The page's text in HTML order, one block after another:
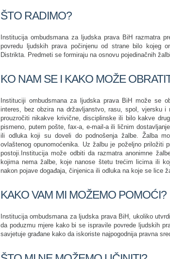
ŠTO RADIMO?
Institucija ombudsmana za ljudska prava BiH razmatra
povredu ljudskih prava počinjenu od strane bilo kojeg
Distrikta. Predmeti se formiraju na osnovu pojedinačnih
KO NAM SE I KAKO MOŽE
Instituciji ombudsmana za ljudska prava BiH može se
interes, bez obzira na državljanstvo, rasu, spol, vjersku i
prouzročiti nikakve krivične, disciplinske ili bilo kakve
pismeno, putem pošte, fax-a, e-mail-a ili ličnim
ili odluka koji su doveli do podnošenja žalbe. Žalba
ovlaštenog opunomoćenika. Uz žalbu je poželjno priložiti
postoji.Institucija može odbiti da razmatra anonimne
kojima nema žalbe, koje nanose štetu trećim licima ili
nakon pojave događaja, činjenica ili odluka na koje se lice
KAKO VAM MI MOŽEMO POMOĆI?
Institucija ombudsmana za ljudska prava BiH, ukoliko
da poduzmu mjere kako bi se ispravile povrede ljudskih
savjetuje građane kako da iskoriste najpogodnija pravna